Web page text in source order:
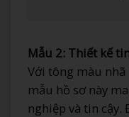
Mẫu 2: Thiết kế
Với tông màu
mẫu hồ sơ này
nghiệp và tin cậy.